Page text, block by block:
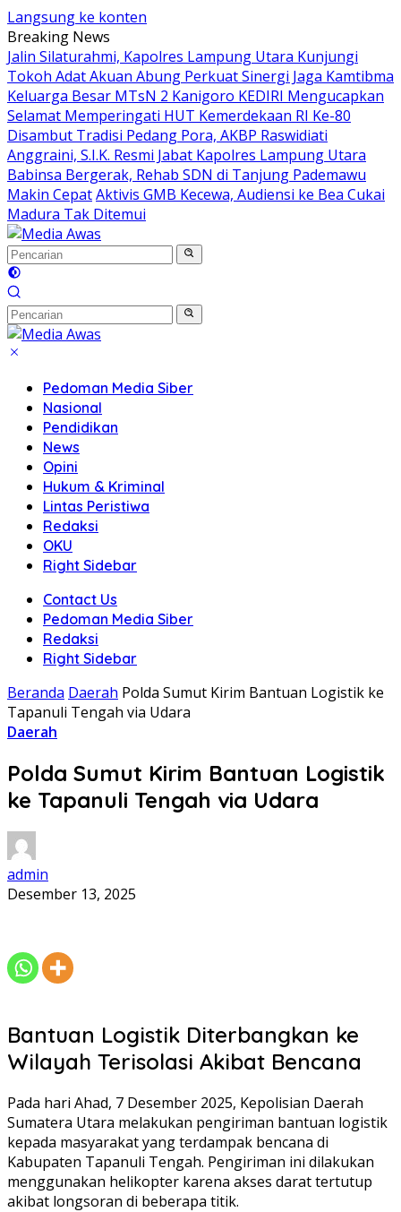
Langsung ke konten
Breaking News
Jalin Silaturahmi, Kapolres Lampung Utara Kunjungi
Tokoh Adat Akuan Abung Perkuat Sinergi Jaga Kamtibma
Keluarga Besar MTsN 2 Kanigoro KEDIRI Mengucapkan
Selamat Memperingati HUT Kemerdekaan RI Ke-80
Disambut Tradisi Pedang Pora, AKBP Raswidiati
Anggraini, S.I.K. Resmi Jabat Kapolres Lampung Utara
Babinsa Bergerak, Rehab SDN di Tanjung Pademawu
Makin CepatAktivis GMB Kecewa, Audiensi ke Bea Cukai
Madura Tak Ditemui
Pedoman Media Siber
Nasional
Pendidikan
News
Opini
Hukum & Kriminal
Lintas Peristiwa
Redaksi
OKU
Right Sidebar
Contact Us
Pedoman Media Siber
Redaksi
Right Sidebar
Beranda Daerah Polda Sumut Kirim Bantuan Logistik ke
Tapanuli Tengah via Udara
Daerah
Polda Sumut Kirim Bantuan Logistik
ke Tapanuli Tengah via Udara
admin
Desember 13, 2025
Bantuan Logistik Diterbangkan ke
Wilayah Terisolasi Akibat Bencana
Pada hari Ahad, 7 Desember 2025, Kepolisian Daerah
Sumatera Utara melakukan pengiriman bantuan logistik
kepada masyarakat yang terdampak bencana di
Kabupaten Tapanuli Tengah. Pengiriman ini dilakukan
menggunakan helikopter karena akses darat tertutup
akibat longsoran di beberapa titik.